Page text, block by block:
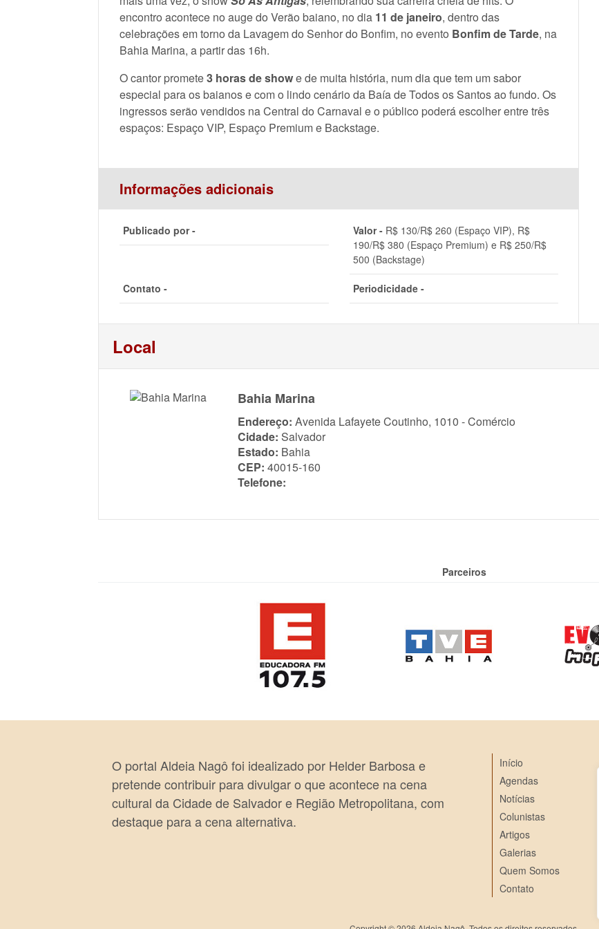
encontro acontece no auge do Verão baiano, no dia 11 de janeiro, dentro das
celebrações em torno da Lavagem do Senhor do Bonfim, no evento Bonfim de Tarde, na
Bahia Marina, a partir das 16h.
O cantor promete3 horas de showe de muita história, num dia que tem um sabor
especial para os baianos e com o lindo cenário da Baía de Todos os Santos ao fundo. Os
ingressos serão vendidos na Central do Carnaval e o público poderá escolher entre três
espaços: Espaço VIP, Espaço Premium e Backstage.
Informações adicionais
Publicado por - Valor -R$ 130/R$ 260 (Espaço VIP), R$
190/R$ 380 (Espaço Premium) e R$ 250/R$
500 (Backstage)
Contato - Periodicidade -
Local
Bahia Marina
Endereço: Avenida Lafayete Coutinho, 1010 - Comércio
Cidade: Salvador
Estado: Bahia
CEP: 40015-160
Telefone:
Parceiros
O portal Aldeia Nagô foi idealizado por Helder Barbosa e
pretende contribuir para divulgar o que acontece na cena
cultural da Cidade de Salvador e Região Metropolitana, com
destaque para a cena alternativa.
Início
Agendas
Notícias
Colunistas
Artigos
Galerias
Quem Somos
Contato